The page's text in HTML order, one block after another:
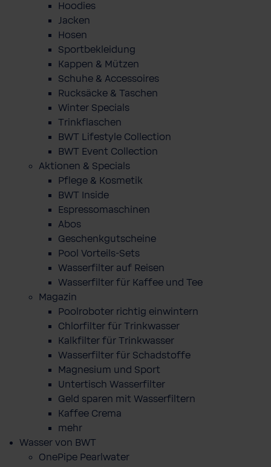
Hoodies
Jacken
Hosen
Sportbekleidung
Kappen & Mützen
Schuhe & Accessoires
Rucksäcke & Taschen
Winter Specials
Trinkflaschen
BWT Lifestyle Collection
BWT Event Collection
Aktionen & Specials
Pflege & Kosmetik
BWT Inside
Espressomaschinen
Abos
Geschenkgutscheine
Pool Vorteils-Sets
Wasserfilter auf Reisen
Wasserfilter für Kaffee und Tee
Magazin
Poolroboter richtig einwintern
Chlorfilter für Trinkwasser
Kalkfilter für Trinkwasser
Wasserfilter für Schadstoffe
Magnesium und Sport
Untertisch Wasserfilter
Geld sparen mit Wasserfiltern
Kaffee Crema
mehr
Wasser von BWT
OnePipe Pearlwater